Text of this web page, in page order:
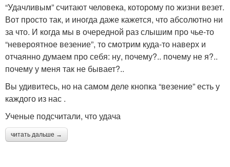
“Удачливым” считают человека, которому по жизни везет.
Вот просто так, и иногда даже кажется, что абсолютно ни
за что. И когда мы в очередной раз слышим про чье-то
“невероятное везение”, то смотрим куда-то наверх и
отчаянно думаем про себя: ну, почему?.. почему не я?..
почему у меня так не бывает?..
Вы удивитесь, но на самом деле кнопка “везение” есть у
каждого из нас .
Ученые подсчитали, что удача
читать дальше →